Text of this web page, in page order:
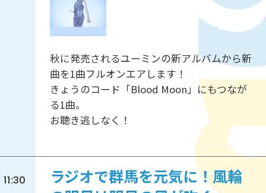
秋に発売されるユーミンの新アルバムから新
曲を1曲フルオンエアします！
きょうのコード「Blood Moon」にもつなが
る1曲。
お聴き逃しなく！
11:30
ラジオで群馬を元気に！風輪